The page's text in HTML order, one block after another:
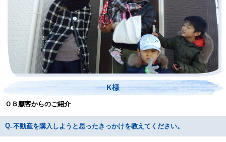
K様
ＯＢ顧客からのご紹介
不動産を購入しようと思ったきっかけを教えてください。